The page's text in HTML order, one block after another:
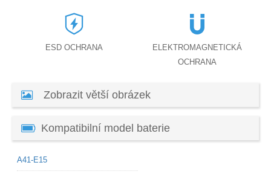
ESD OCHRANA
ELEKTROMAGNETICKÁ
OCHRANA
Zobrazit větší obrázek
Kompatibilní model baterie
A41-E15